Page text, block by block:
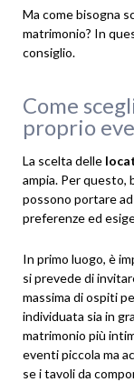
Ma come bisogna
matrimonio? In
consiglio.
Come
proprio
La scelta delle
ampia. Per questo,
possono portare
preferenze ed
In primo luogo, è
si prevede di
massima di ospiti
individuata sia in
matrimonio più
eventi piccola ma
se i tavoli da